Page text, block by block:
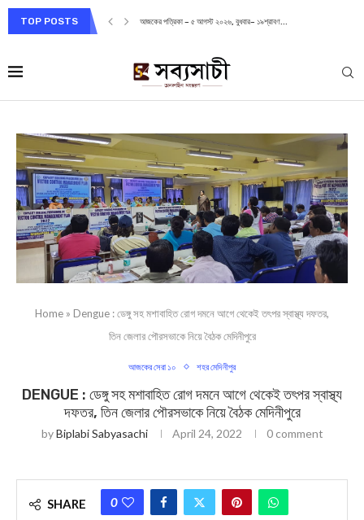
TOP POSTS আজকের পত্রিকা – ৫ আগস্ট ২০২৬, বুধবার– ১৯শ্রাবণ...
Home » Dengue : ডেঙ্গু সহ মশাবাহিত রোগ দমনে আগে থেকেই তৎপর স্বাস্থ্য দফতর,
তিন জেলার পৌরসভাকে নিয়ে বৈঠক মেদিনীপুরে
আজকের সেরা ১০ শহর মেদিনীপুর
DENGUE : ডেঙ্গু সহ মশাবাহিত রোগ দমনে আগে থেকেই তৎপর স্বাস্থ্য
দফতর, তিন জেলার পৌরসভাকে নিয়ে বৈঠক মেদিনীপুরে
byBiplabi Sabyasachi April 24, 2022 0 comment
SHARE 0